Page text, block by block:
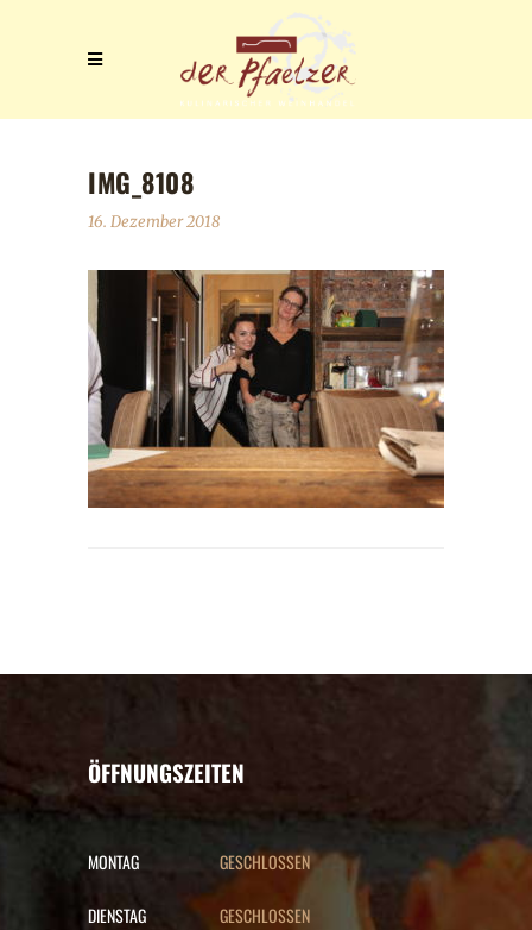
IMG_8108
16. Dezember 2018
ÖFFNUNGSZEITEN
MONTAG GESCHLOSSEN
DIENSTAG GESCHLOSSEN